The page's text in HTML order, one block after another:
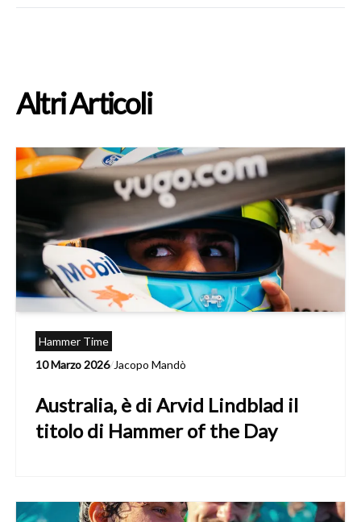
Altri Articoli
Hammer Time
10 Marzo 2026/Jacopo Mandò
Australia, è di Arvid Lindblad il
titolo di Hammer of the Day